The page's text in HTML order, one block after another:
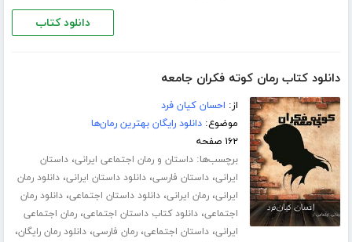
دانلود کتاب
دانلود کتاب رمان کوته فکران جامعه
از: احسان کیان فرد
موضوع:دانلود رایگان بهترین رمان‌ها
۱۶۲ صفحه
برچسب‌ها:داستان و رمان اجتماعی ایرانی،داستان
ایرانی،داستان فارسی،دانلود داستان ایرانی،دانلود رمان
ایرانی،رمان ایرانی،دانلود داستان اجتماعی،دانلود رمان
اجتماعی،دانلود کتاب داستان اجتماعی،رمان اجتماعی
ایرانی،داستان اجتماعی،رمان فارسی،دانلود رمان رایگان،